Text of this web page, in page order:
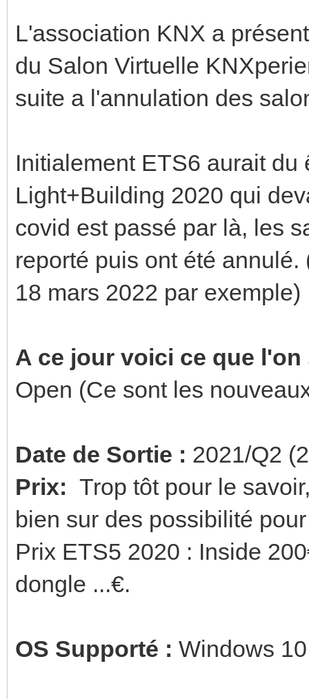
L'association KNX a
du Salon Virtuelle
suite a l'annulation des
Initialement ETS6 aurait du
Light+Building 2020 qui
covid est passé par là, les
reporté puis ont été
18 mars 2022 par exemple)
A ce jour voici ce que l'on
Open (Ce sont les
Date de Sortie : 2021/Q2
Prix: Trop tôt pour le
bien sur des possibilité
Prix ETS5 2020 : Inside
dongle ...€.
OS Supporté : Windows